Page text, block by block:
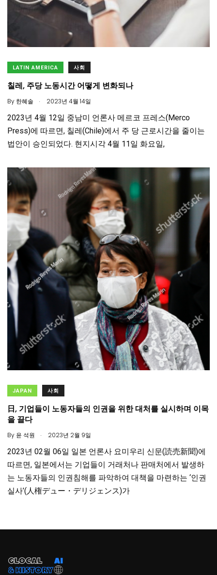
LATIN AMERICA 사회
칠레, 주당 노동시간 어떻게 변화되나
By 한혜솔 . 2023년 4월 14일
2023년 4월 12일 중남미 언론사 메르코 프레스(Merco
Press)에 따르면, 칠레(Chile)에서 주 당 근로시간을 줄이는
법안이 승인되었다. 현지시각 4월 11일 화요일,
JAPAN 사회
日, 기업들이 노동자들의 인권을 위한 대처를 실시하며 이목
을 끌다
By 윤 석원 . 2023년 2월 9일
2023년 02월 06일 일본 언론사 요미우리 신문(読売新聞)에
따르면, 일본에서는 기업들이 거래처나 판매처에서 발생하
는 노동자들의 인권침해를 파악하여 대책을 마련하는 ‘인권
실사’(人権デュー・デリジェンス)가